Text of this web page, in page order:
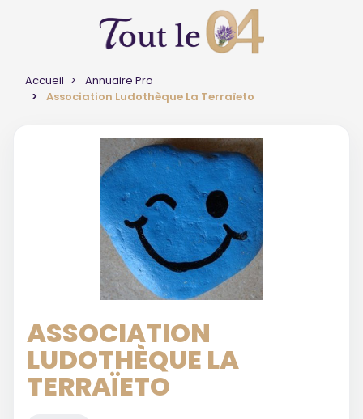
Accueil
Annuaire Pro
Association Ludothèque La Terraïeto
ASSOCIATION
LUDOTHÈQUE LA
TERRAÏETO